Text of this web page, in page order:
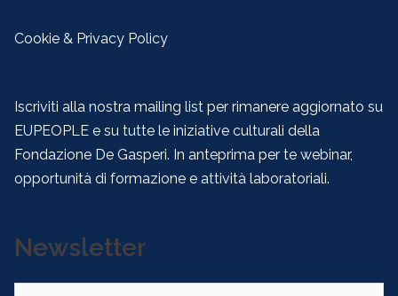
Cookie & Privacy Policy
Iscriviti alla nostra mailing list per rimanere aggiornato su
EUPEOPLE e su tutte le iniziative culturali della
Fondazione De Gasperi. In anteprima per te webinar,
opportunità di formazione e attività laboratoriali.
Newsletter